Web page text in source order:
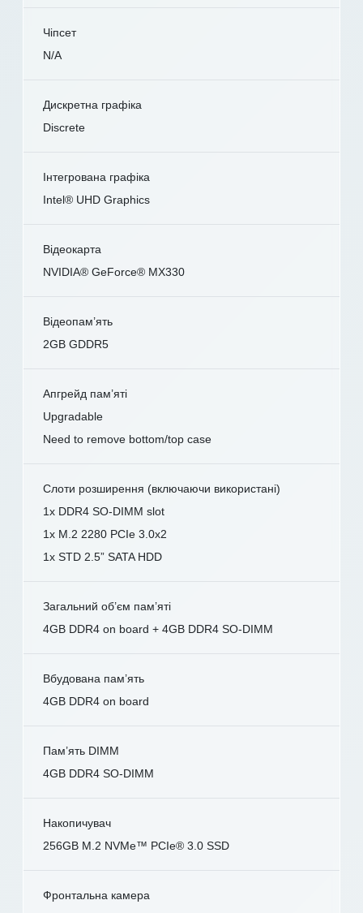
Чіпсет
N/A
Дискретна графіка
Discrete
Інтегрована графіка
Intel® UHD Graphics
Відеокарта
NVIDIA® GeForce® MX330
Відеопам’ять
2GB GDDR5
Апгрейд пам’яті
Upgradable
Need to remove bottom/top case
Слоти розширення (включаючи використані)
1x DDR4 SO-DIMM slot
1x M.2 2280 PCIe 3.0x2
1x STD 2.5” SATA HDD
Загальний об’єм пам’яті
4GB DDR4 on board + 4GB DDR4 SO-DIMM
Вбудована пам’ять
4GB DDR4 on board
Пам’ять DIMM
4GB DDR4 SO-DIMM
Накопичувач
256GB M.2 NVMe™ PCIe® 3.0 SSD
Фронтальна камера